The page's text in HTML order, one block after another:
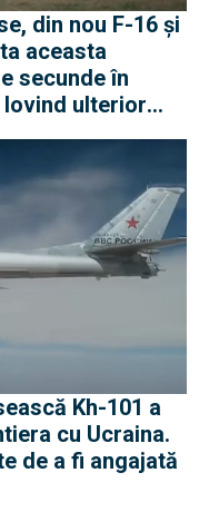
din nou F-16 și
aceasta
secunde în
lovind ulterior
Kh-101 a
cu Ucraina.
de a fi angajată